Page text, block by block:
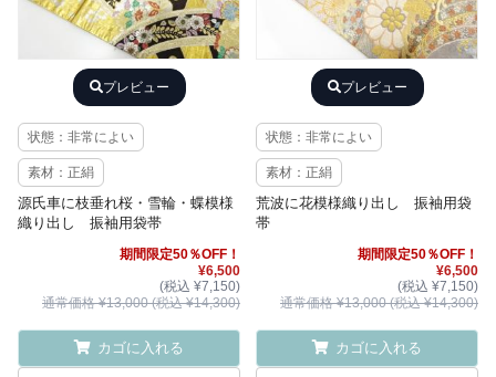
プレビュー
状態：非常によい
素材：正絹
源氏車に枝垂れ桜・雪輪・蝶模様
織り出し 振袖用袋帯
期間限定50％OFF！
¥6,500
(税込 ¥7,150)
通常価格 ¥13,000 (税込 ¥14,300)
カゴに入れる
プレビュー
状態：非常によい
素材：正絹
荒波に花模様織り出し 振袖用袋
帯
期間限定50％OFF！
¥6,500
(税込 ¥7,150)
通常価格 ¥13,000 (税込 ¥14,300)
カゴに入れる